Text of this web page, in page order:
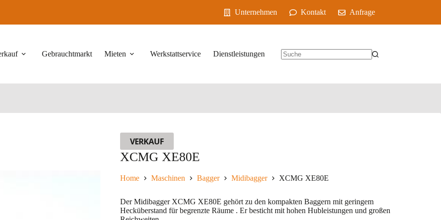
Unternehmen Kontakt Anfrage
Gebrauchtmarkt Mieten Werkstattservice Dienstleistungen
VERKAUF
XCMG XE80E
Home Maschinen Bagger Midibagger XCMG XE80E
Der Midibagger XCMG XE80E gehört zu den kompakten Baggern mit geringem
Hecküberstand für begrenzte Räume . Er besticht mit hohen Hubleistungen und großen